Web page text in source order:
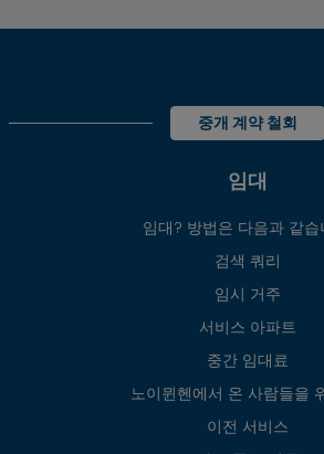
중개 계약 철회
임대
임대? 방법은 다음과 같습
검색 쿼리
임시 거주
서비스 아파트
중간 임대료
노이뮌헨에서 온 사람들을
이전 서비스